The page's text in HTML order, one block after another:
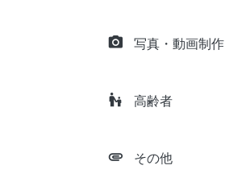
camera_alt 写真・動画制作
escalator_warning 高齢者
attachment その他